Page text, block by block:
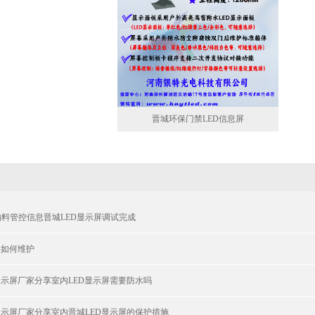
晋城环保门禁LED信息屏
管控信息晋城LED显示屏调试完成
何维护
屏厂家分享室内LED显示屏需要防水吗
屏厂家分享室内晋城LED显示屏的保护措施